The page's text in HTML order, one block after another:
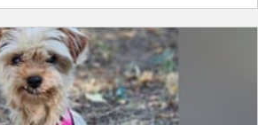
schöne gemeinsame Jahre zu